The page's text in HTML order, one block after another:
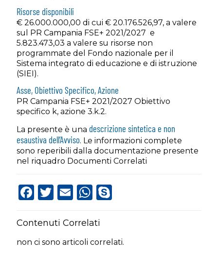
Risorse disponibili
€ 26.000.000,00 di cui € 20.176.526,97, a valere
sul PR Campania FSE+ 2021/2027 e
5.823.473,03 a valere su risorse non
programmate del Fondo nazionale per il
Sistema integrato di educazione e di istruzione
(SIEI).
Asse, Obiettivo Specifico, Azione
PR Campania FSE+ 2021/2027 Obiettivo
specifico k, azione 3.k.2.
La presente è una descrizione sintetica e non
esaustiva dell’Avviso. Le informazioni complete
sono reperibili dalla documentazione presente
nel riquadro Documenti Correlati
Facebook
Twitter Email WhatsApp
Contenuti Correlati
non ci sono articoli correlati.